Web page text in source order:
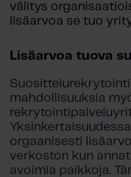
välitys
lisäarvoa se tuo
Lisäarvoa tuova
mahdollisuuksia
orgaanisesti
verkoston kun
avoimia paikkoja.